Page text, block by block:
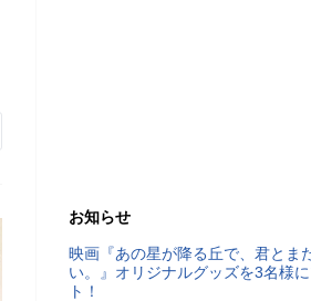
お知らせ
映画『あの星が降る丘で、君とま
い。』オリジナルグッズを3名様
ト！